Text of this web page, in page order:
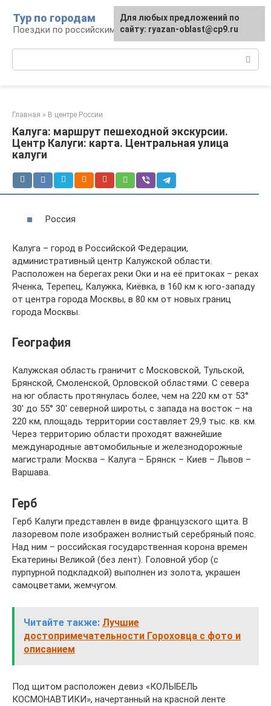
контенту
Тур по городам
Поездки по российским городам
Главная » В центре России
Калуга: маршрут пешеходной экскурсии.
Центр Калуги: карта. Центральная улица
калуги
Россия
Калуга – город в Российской Федерации,
административный центр Калужской области.
Расположен на берегах реки Оки и на её притоках – реках
Яченка, Терепец, Калужка, Киёвка, в 160 км к юго-западу
от центра города Москвы, в 80 км от новых границ
города Москвы.
География
Калужская область граничит с Московской, Тульской,
Брянской, Смоленской, Орловской областями. С севера
на юг область протянулась более, чем на 220 км от 53°
30′ до 55° 30′ северной широты, с запада на восток – на
220 км, площадь территории составляет 29,9 тыс. кв. км.
Через территорию области проходят важнейшие
международные автомобильные и железнодорожные
магистрали: Москва – Калуга – Брянск – Киев – Львов –
Варшава.
Герб
Герб Калуги представлен в виде французского щита. В
лазоревом поле изображен волнистый серебряный пояс.
Над ним – российская государственная корона времен
Екатерины Великой (без лент). Головной убор (с
пурпурной подкладкой) выполнен из золота, украшен
самоцветами, жемчугом.
Читайте также: Лучшие
достопримечательности Гороховца с фото и
описанием
Под щитом расположен девиз «КОЛЫБЕЛЬ
КОСМОНАВТИКИ», начертанный на красной ленте
Для любых предложений по
сайту: ryazan-oblast@cp9.ru